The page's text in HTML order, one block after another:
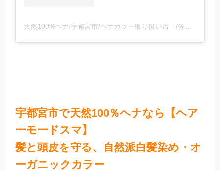
宇都宮市で天然100％ヘナなら【ヘア
ーモードスマ】
髪と頭皮を守る、自然派白髪染め・オ
ーガニックカラー